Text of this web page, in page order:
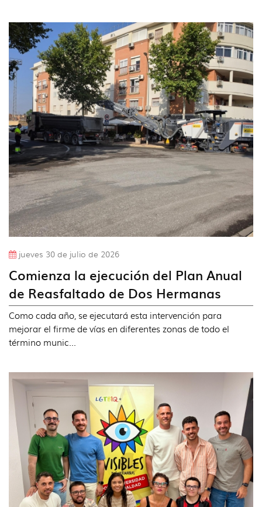
jueves 30 de julio de 2026
Comienza la ejecución del Plan Anual
de Reasfaltado de Dos Hermanas
Como cada año, se ejecutará esta intervención para
mejorar el firme de vías en diferentes zonas de todo el
término munic...